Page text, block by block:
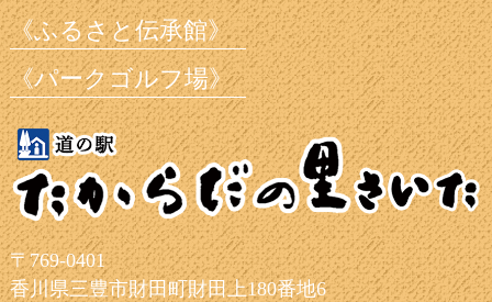
《ふるさと伝承館》
《パークゴルフ場》
〒769-0401
香川県三豊市財田町財田上180番地6